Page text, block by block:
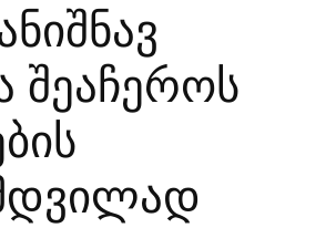
შეაჩეროს